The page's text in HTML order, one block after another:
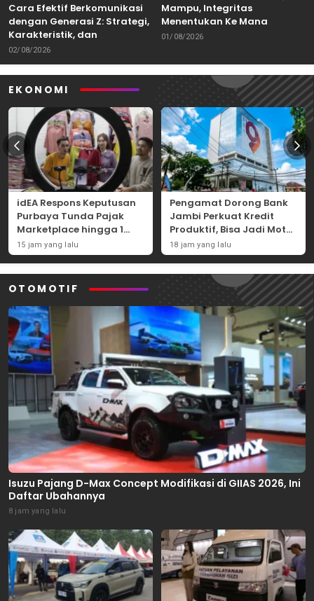
Cara Efektif Berkomunikasi
dengan Generasi Z: Strategi,
Karakteristik, dan
Tantangannya
02/08/2026
Mampu, Integritas
Menentukan Ke Mana
Kemampuan Itu Dibawa
01/08/2026
EKONOMI
idEA Respons Keputusan
Purbaya Tunda Pajak
Marketplace hingga 1
November 2026
15 jam yang lalu
Pengamat Dorong Bank
Jambi Perkuat Kredit
Produktif, Bisa Jadi Motor
Ekonomi Daerah
18 jam yang lalu
OTOMOTIF
Isuzu Pajang D-Max Concept Modifikasi di GIIAS 2026, Ini
Daftar Ubahannya
8 jam yang lalu